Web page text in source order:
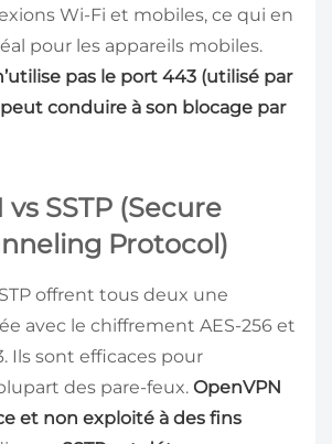
Wi-Fi et mobiles, ce qui en
pour les appareils mobiles.
pas le port 443 (utilisé par
peut conduire à son blocage par
SSTP (Secure
Protocol)
offrent tous deux une
avec le chiffrement AES-256 et
Ils sont efficaces pour
des pare-feux. OpenVPN
et non exploité à des fins